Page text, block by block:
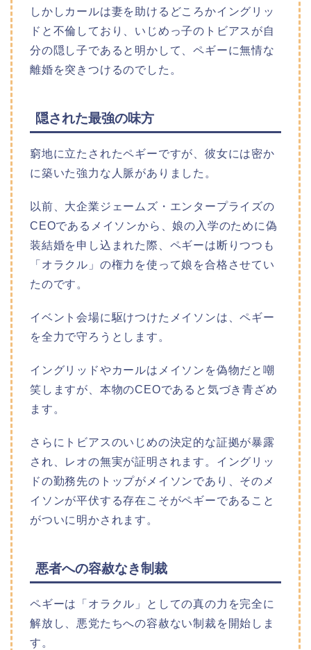
しかしカールは妻を助けるどころかイングリッ
ドと不倫しており、いじめっ子のトビアスが自
分の隠し子であると明かして、ペギーに無情な
離婚を突きつけるのでした。
隠された最強の味方
窮地に立たされたペギーですが、彼女には密か
に築いた強力な人脈がありました。
以前、大企業ジェームズ・エンタープライズの
CEOであるメイソンから、娘の入学のために偽
装結婚を申し込まれた際、ペギーは断りつつも
「オラクル」の権力を使って娘を合格させてい
たのです。
イベント会場に駆けつけたメイソンは、ペギー
を全力で守ろうとします。
イングリッドやカールはメイソンを偽物だと嘲
笑しますが、本物のCEOであると気づき青ざめ
ます。
さらにトビアスのいじめの決定的な証拠が暴露
され、レオの無実が証明されます。イングリッ
ドの勤務先のトップがメイソンであり、そのメ
イソンが平伏する存在こそがペギーであること
がついに明かされます。
悪者への容赦なき制裁
ペギーは「オラクル」としての真の力を完全に
解放し、悪党たちへの容赦ない制裁を開始しま
す。